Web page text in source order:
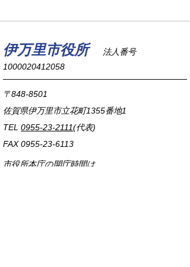
伊万里市役所
法人番号
1000020412058
〒848-8501
佐賀県伊万里市立花町1355番地1
TEL 0955-23-2111(代表)
FAX 0955-23-6113
市役所本庁の開庁時間は